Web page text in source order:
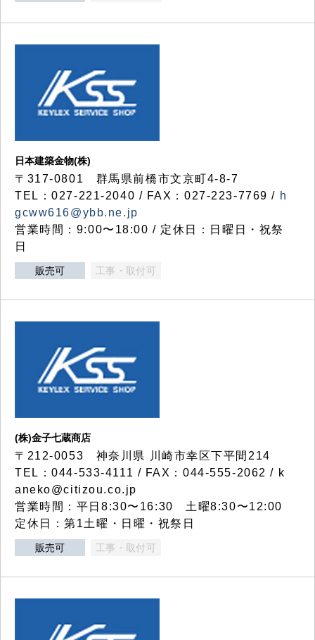
日本建築金物(株)
〒317‐0801 群馬県前橋市文京町4-8-7
TEL：027-221-2040 / FAX：027-223-7769 / h
gcww616@ybb.ne.jp
営業時間：9:00〜18:00 / 定休日：日曜日・祝祭
日
販売可 工事・取付可
(株)金子七蔵商店
〒212-0053 神奈川県 川崎市幸区下平間214
TEL：044-533-4111 / FAX：044-555-2062 / k
aneko@citizou.co.jp
営業時間：平日8:30〜16:30 土曜8:30〜12:00
定休日：第1土曜・日曜・祝祭日
販売可 工事・取付可